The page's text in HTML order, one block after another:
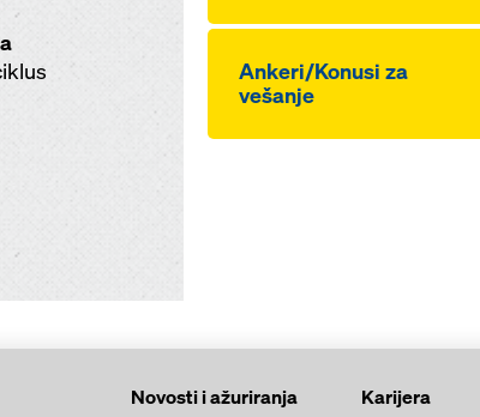
Ankeri/Konusi za
vešanje
Novosti i ažuriranja
Karijera